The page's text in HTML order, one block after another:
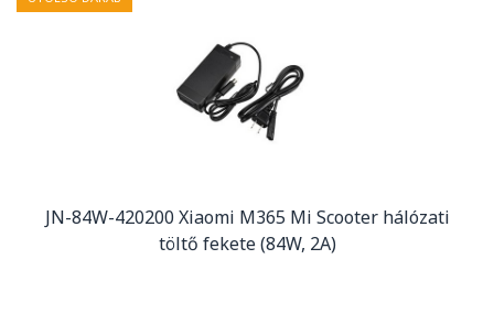
JN-84W-420200 Xiaomi M365 Mi Scooter hálózati
töltő fekete (84W, 2A)